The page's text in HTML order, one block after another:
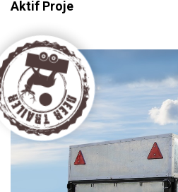
Aktif Proje